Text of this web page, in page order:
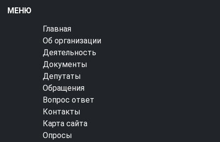
МЕНЮ
Главная
Об организации
Деятельность
Документы
Депутаты
Обращения
Вопрос ответ
Контакты
Карта сайта
Опросы